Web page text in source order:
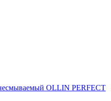
OLLIN PERFECT